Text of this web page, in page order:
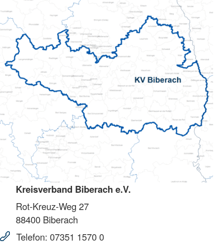
Kreisverband Biberach e.V.
Rot-Kreuz-Weg 27
88400 Biberach
Telefon: 07351 1570 0